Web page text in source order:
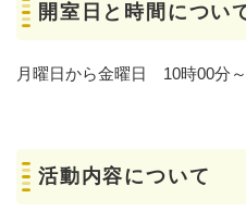
開室日と時間につい
月曜日から金曜日 10時00分
活動内容について